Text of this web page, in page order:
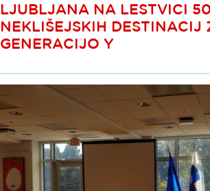
LJUBLJANA NA LESTVICI 50
NEKLIŠEJSKIH DESTINACIJ
GENERACIJO Y